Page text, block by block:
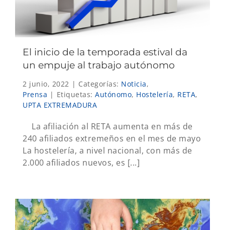
El inicio de la temporada estival da
un empuje al trabajo autónomo
2 junio, 2022 | Categorías: Noticia,
Prensa | Etiquetas: Autónomo, Hostelería, RETA,
UPTA EXTREMADURA
La afiliación al RETA aumenta en más de
240 afiliados extremeños en el mes de mayo
La hostelería, a nivel nacional, con más de
2.000 afiliados nuevos, es [...]